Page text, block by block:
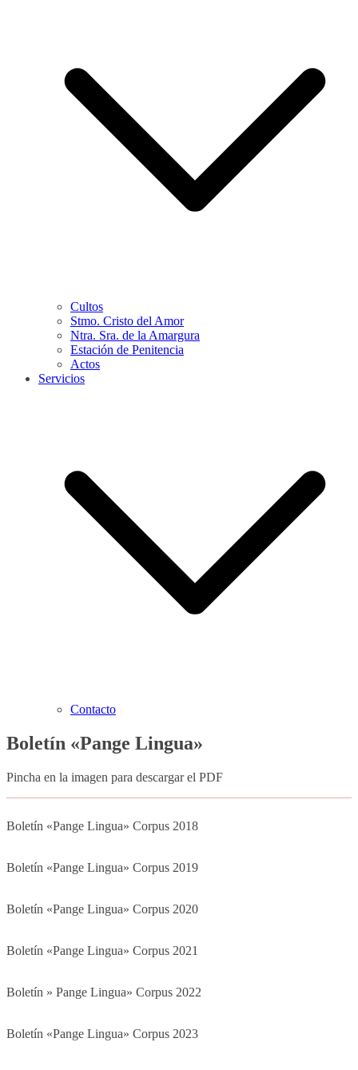
Cultos
Stmo. Cristo del Amor
Ntra. Sra. de la Amargura
Estación de Penitencia
Actos
Servicios
Contacto
Boletín «Pange Lingua»
Pincha en la imagen para descargar el PDF
Boletín «Pange Lingua» Corpus 2018
Boletín «Pange Lingua» Corpus 2019
Boletín «Pange Lingua» Corpus 2020
Boletín «Pange Lingua» Corpus 2021
Boletín » Pange Lingua» Corpus 2022
Boletín «Pange Lingua» Corpus 2023